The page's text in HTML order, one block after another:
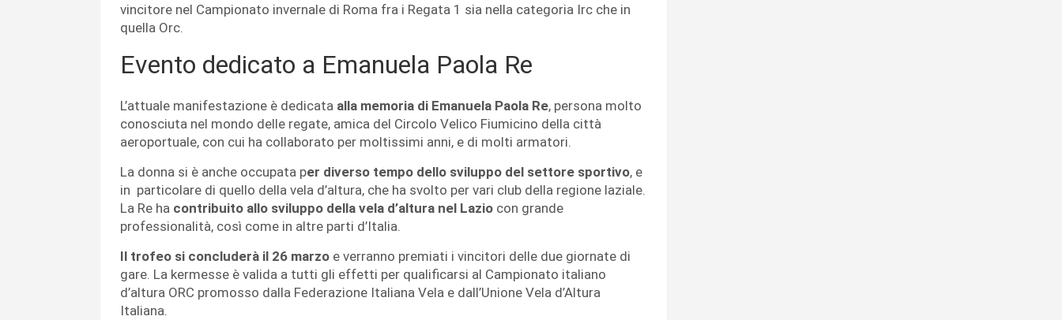
vincitore nel Campionato invernale di Roma fra i Regata 1 sia nella categoria Irc che in
quella Orc.
Evento dedicato a Emanuela Paola Re
L’attuale manifestazione è dedicata alla memoria di Emanuela Paola Re, persona molto
conosciuta nel mondo delle regate, amica del Circolo Velico Fiumicino della città
aeroportuale, con cui ha collaborato per moltissimi anni, e di molti armatori.
La donna si è anche occupata per diverso tempo dello sviluppo del settore sportivo, e
in particolare di quello della vela d’altura, che ha svolto per vari club della regione laziale.
La Re ha contribuito allo sviluppo della vela d’altura nel Lazio con grande
professionalità, così come in altre parti d’Italia.
Il trofeo si concluderà il 26 marzo e verranno premiati i vincitori delle due giornate di
gare. La kermesse è valida a tutti gli effetti per qualificarsi al Campionato italiano
d’altura ORC promosso dalla Federazione Italiana Vela e dall’Unione Vela d’Altura
Italiana.